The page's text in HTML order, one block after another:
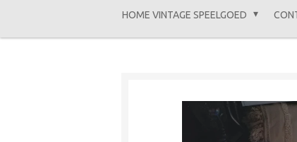
HOME VINTAGE SPEELGOED